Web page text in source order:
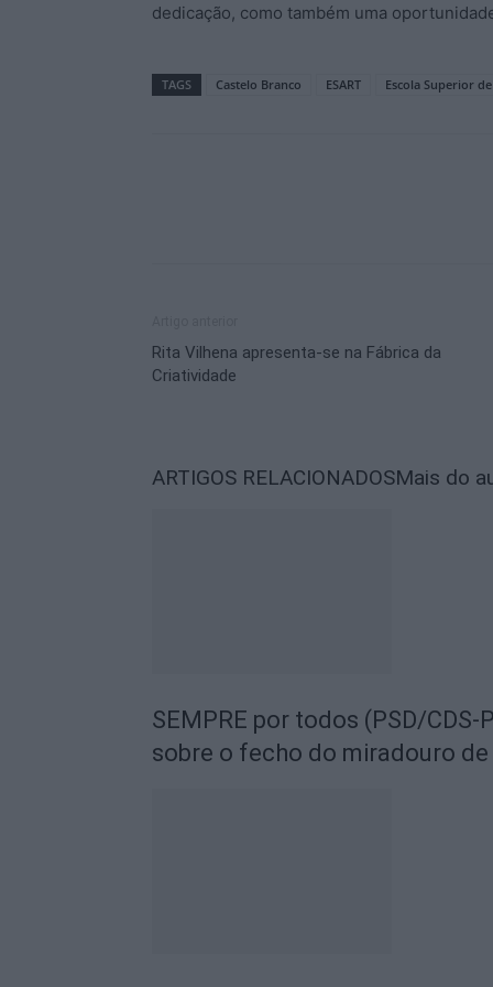
dedicação, como também uma
TAGS Castelo Branco ESART Escola Superior
Rita Vilhena apresenta-se na Fábrica da
Criatividade
ARTIGOS RELACIONADOSMais do
SEMPRE por todos (PSD/
sobre o fecho do miradouro de